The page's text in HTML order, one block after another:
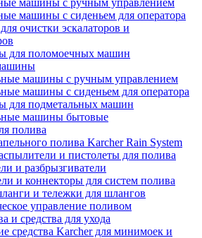
машины с сиденьем для оператора
очистки эскалаторов и
для поломоечных машин
машины с ручным управлением
машины с сиденьем для оператора
для подметальных машин
машины бытовые
полива
полива Karcher Rain System
и пистолеты для полива
и разбрызгиватели
и коннекторы для систем полива
и тележки для шлангов
управление поливом
и средства для ухода
средства Karcher для минимоек и